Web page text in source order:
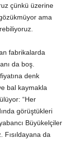
çünkü üzerine
ama
fabrikalarda
da boş.
denk
bal kaymakla
“Her
görüştükleri
Büyükelçiler
Fısıldayana da